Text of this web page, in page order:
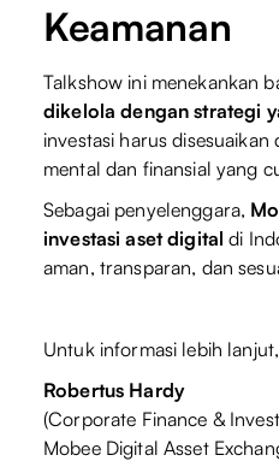
Keamanan
Talkshow ini menekankan
dikelola dengan strategi
investasi harus
mental dan finansial yang
Sebagai penyelenggara,
investasi aset digital di
aman, transparan, dan
Untuk informasi lebih
Robertus Hardy
(Corporate Finance &
Mobee Digital Asset